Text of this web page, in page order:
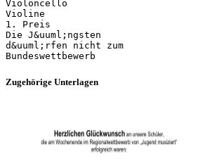
Violoncello
Violine
1. Preis
Die J&uuml;ngsten
d&uuml;rfen nicht zum
Zugehörige Unterlagen